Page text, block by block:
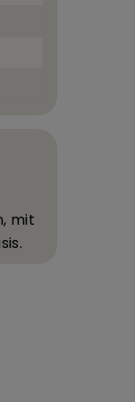
mit